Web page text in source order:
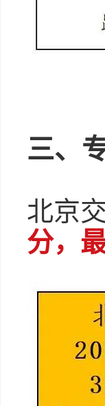
三、
北京
分，